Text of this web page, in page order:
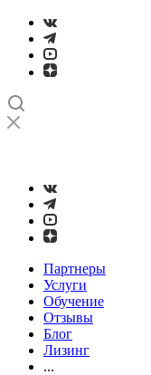
Партнеры
Услуги
Обучение
Отзывы
Блог
Лизинг
...